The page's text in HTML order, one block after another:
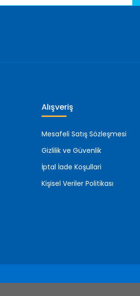
Alışveriş
Mesafeli Satış Sözleşmesi
Gizlilik ve Güvenlik
İptal İade Koşullari
Kişisel Veriler Politikası